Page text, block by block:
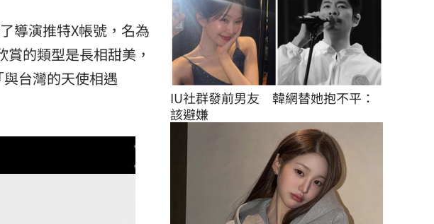
導演推特X帳號，名為
賞的類型是長相甜美，
台灣的天使相遇
IU社群發前男友　韓網替她抱不平：
該避嫌